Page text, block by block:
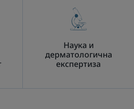
Наука и
дерматологична
експертиза